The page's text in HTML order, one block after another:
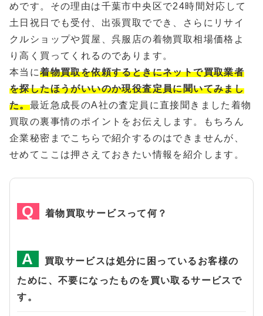
めです。その理由は千葉市中央区で24時間対応して
土日祝日でも受付、出張買取ででき、さらにリサイ
クルショップや質屋、呉服店の着物買取相場価格よ
り高く買ってくれるのであります。
本当に着物買取を依頼するときにネットで買取業者
を探したほうがいいのか現役査定員に聞いてみまし
た。最近急成長のA社の査定員に直接聞きました着物
買取の裏事情のポイントをお伝えします。もちろん
企業秘密までこちらで紹介するのはできませんが、
せめてここは押さえておきたい情報を紹介します。
着物買取サービスって何？
買取サービスは処分に困っているお客様の
ために、不要になったものを買い取るサービスで
す。